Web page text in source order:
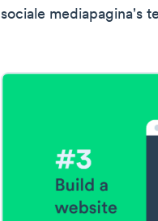
sociale mediapagina's